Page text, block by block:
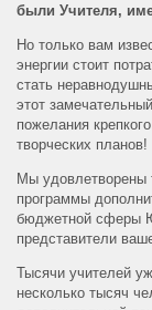
были Учителя,
Но только вам
энергии стоит
стать
этот
пожелания
творческих планов!
Мы удовлетворены
программы
бюджетной сферы
представители
Тысячи учителей
несколько тысяч